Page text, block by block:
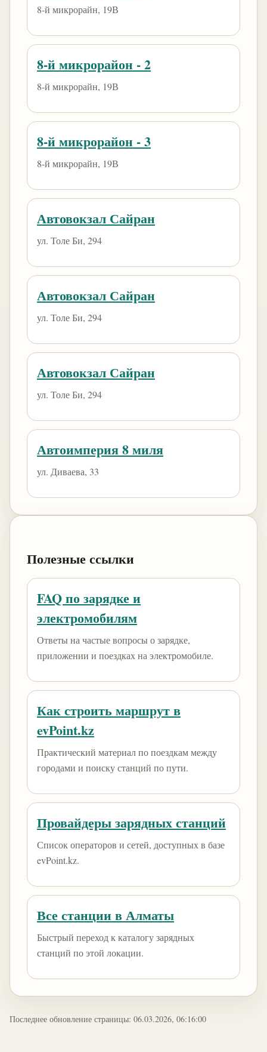
8-й микрорайн, 19В
8-й микрорайон - 2
8-й микрорайн, 19В
8-й микрорайон - 3
8-й микрорайн, 19В
Автовокзал Сайран
ул. Толе Би, 294
Автовокзал Сайран
ул. Толе Би, 294
Автовокзал Сайран
ул. Толе Би, 294
Автоимперия 8 миля
ул. Диваева, 33
Полезные ссылки
FAQ по зарядке и
электромобилям
Ответы на частые вопросы о зарядке,
приложении и поездках на электромобиле.
Как строить маршрут в
evPoint.kz
Практический материал по поездкам между
городами и поиску станций по пути.
Провайдеры зарядных станций
Список операторов и сетей, доступных в базе
evPoint.kz.
Все станции в Алматы
Быстрый переход к каталогу зарядных
станций по этой локации.
Последнее обновление страницы: 06.03.2026, 06:16:00